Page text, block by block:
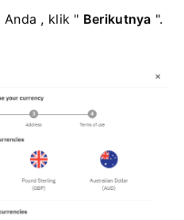
Anda , klik " Berikutnya ".